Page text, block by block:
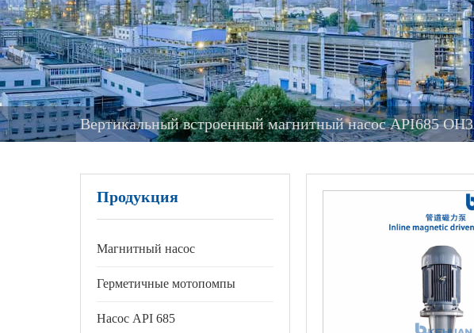
Вертикальный встроенный магнитный насос API685 OH3
Продукция
Магнитный насос
Герметичные мотопомпы
Насос API 685